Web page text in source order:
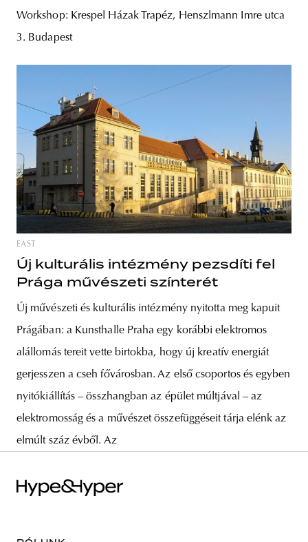
Workshop: Krespel Házak Trapéz, Henszlmann Imre utca
3. Budapest
EAST
Új kulturális intézmény pezsdíti fel
Prága művészeti színterét
Új művészeti és kulturális intézmény nyitotta meg kapuit
Prágában: a Kunsthalle Praha egy korábbi elektromos
alállomás tereit vette birtokba, hogy új kreatív energiát
gerjesszen a cseh fővárosban. Az első csoportos és egyben
nyitókiállítás – összhangban az épület múltjával – az
elektromosság és a művészet összefüggéseit tárja elénk az
elmúlt száz évből. Az